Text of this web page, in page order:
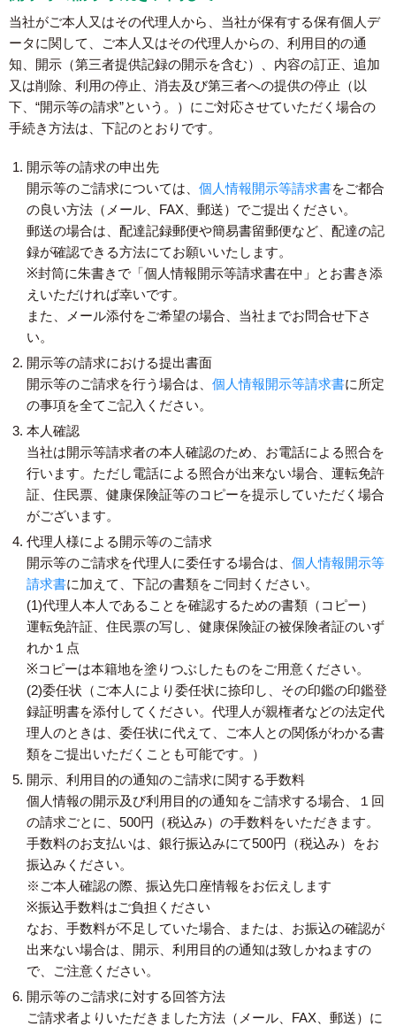
当社がご本人又はその代理人から、当社が保有する保有個人デ
ータに関して、ご本人又はその代理人からの、利用目的の通
知、開示（第三者提供記録の開示を含む）、内容の訂正、追加
又は削除、利用の停止、消去及び第三者への提供の停止（以
下、“開示等の請求”という。）にご対応させていただく場合の
手続き方法は、下記のとおりです。
開示等の請求の申出先
開示等のご請求については、 個人情報開示等請求書をご都合
の良い方法（メール、FAX、郵送）でご提出ください。
郵送の場合は、配達記録郵便や簡易書留郵便など、配達の記
録が確認できる方法にてお願いいたします。
※封筒に朱書きで「個人情報開示等請求書在中」とお書き添
えいただければ幸いです。
また、メール添付をご希望の場合、当社までお問合せ下さ
い。
開示等の請求における提出書面
開示等のご請求を行う場合は、 個人情報開示等請求書に所定
の事項を全てご記入ください。
本人確認
当社は開示等請求者の本人確認のため、お電話による照合を
行います。ただし電話による照合が出来ない場合、運転免許
証、住民票、健康保険証等のコピーを提示していただく場合
がございます。
代理人様による開示等のご請求
開示等のご請求を代理人に委任する場合は、 個人情報開示等
請求書に加えて、下記の書類をご同封ください。
(1)代理人本人であることを確認するための書類（コピー）
運転免許証、住民票の写し、健康保険証の被保険者証のいず
れか１点
※コピーは本籍地を塗りつぶしたものをご用意ください。
(2)委任状（ご本人により委任状に捺印し、その印鑑の印鑑登
録証明書を添付してください。代理人が親権者などの法定代
理人のときは、委任状に代えて、ご本人との関係がわかる書
類をご提出いただくことも可能です。）
開示、利用目的の通知のご請求に関する手数料
個人情報の開示及び利用目的の通知をご請求する場合、１回
の請求ごとに、500円（税込み）の手数料をいただきます。
手数料のお支払いは、銀行振込みにて500円（税込み）をお
振込みください。
※ご本人確認の際、振込先口座情報をお伝えします
※振込手数料はご負担ください
なお、手数料が不足していた場合、または、お振込の確認が
出来ない場合は、開示、利用目的の通知は致しかねますの
で、ご注意ください。
開示等のご請求に対する回答方法
ご請求者よりいただきました方法（メール、FAX、郵送）に